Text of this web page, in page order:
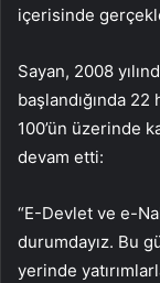
içerisinde
Sayan, 2008
başlandığında
100’ün üzerinde
devam etti:
“E-Devlet ve e-
durumdayız. Bu
yerinde